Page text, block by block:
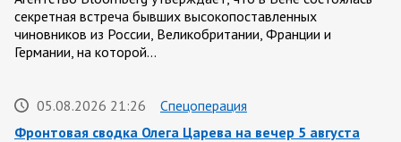
секретная встреча бывших высокопоставленных
чиновников из России, Великобритании, Франции и
Германии, на которой…
05.08.2026 21:26
Спецоперация
Фронтовая сводка Олега Царева на вечер 5 августа